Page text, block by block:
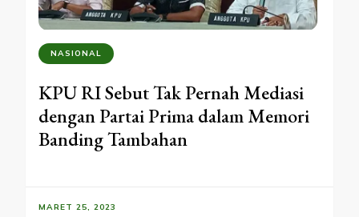
NASIONAL
KPU RI Sebut Tak Pernah Mediasi
dengan Partai Prima dalam Memori
Banding Tambahan
MARET 25, 2023